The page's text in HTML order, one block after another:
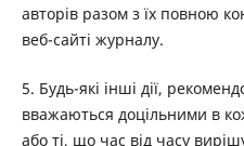
авторів разом з їх повною
веб-сайті журналу.
5. Будь-які інші дії,
вважаються доцільними в
або ті, що час від часу